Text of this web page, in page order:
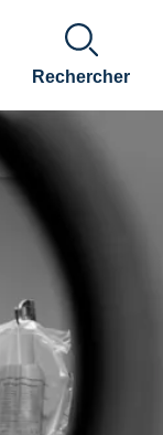
Rechercher